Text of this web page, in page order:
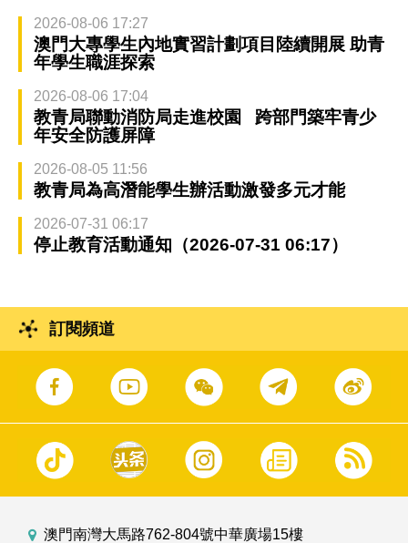
2026-08-06 17:27
澳門大專學生內地實習計劃項目陸續開展 助青
年學生職涯探索
2026-08-06 17:04
教青局聯動消防局走進校園 跨部門築牢青少
年安全防護屏障
2026-08-05 11:56
教青局為高潛能學生辦活動激發多元才能
2026-07-31 06:17
停止教育活動通知（2026-07-31 06:17）
訂閱頻道
澳門南灣大馬路762-804號中華廣場15樓